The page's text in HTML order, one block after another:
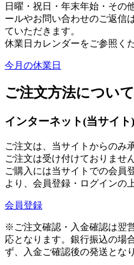
日曜・祝日・年末年始・その
ールやお問い合わせのご返信
ていただきます。
休業日カレンダーをご参照く
今月の休業日
ご注文方法について
インターネット(当サイ
ご注文は、当サイトからのみ
ご注文は受け付けておりませ
ご購入には当サイトでの会員
より、会員登録・ログインの
会員登録
※ご注文確認・入金確認は翌
応となります。銀行振込の場
ず、入金ご確認後の発送とな